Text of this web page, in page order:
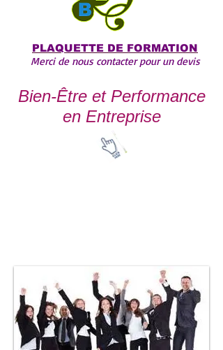
PLAQUETTE DE FORMATION
Merci de nous contacter pour un devis
Bien-Être et Performance
en Entreprise